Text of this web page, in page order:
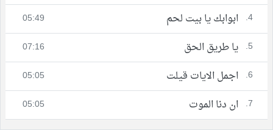
4. ابوابك يا بيت لحم
05:49
5.
يا طريق الحق
07:16
6. اجمل الايات قيلت
05:05
7. ان دنا الموت 05:05